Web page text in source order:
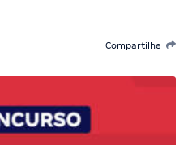
Compartilhe